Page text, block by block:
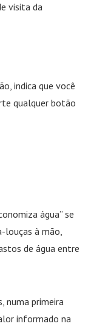
visita da
indica que você
qualquer botão
água” se
louças à mão,
de água entre
numa primeira
informado na